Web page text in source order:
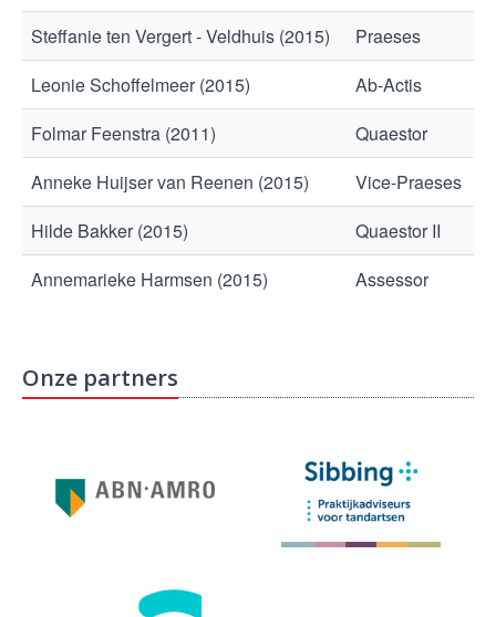
Steffanie ten Vergert - Veldhuis (2015)
Praeses
Leonie Schoffelmeer (2015)
Ab-Actis
Folmar Feenstra (2011)
Quaestor
Anneke Huijser van Reenen (2015)
Vice-Praeses
Hilde Bakker (2015)
Quaestor II
Annemarieke Harmsen (2015)
Assessor
Onze partners